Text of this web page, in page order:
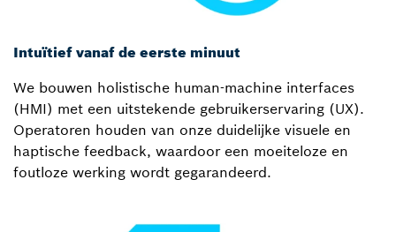
Intuïtief vanaf de eerste minuut
We bouwen holistische human-machine interfaces
(HMI) met een uitstekende gebruikerservaring (UX).
Operatoren houden van onze duidelijke visuele en
haptische feedback, waardoor een moeiteloze en
foutloze werking wordt gegarandeerd.